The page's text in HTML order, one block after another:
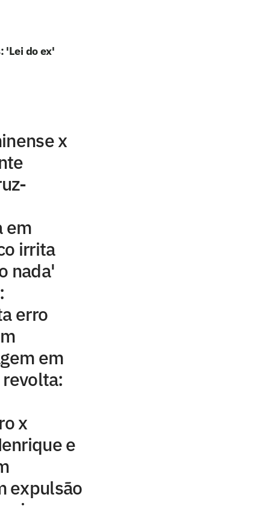
'Lei do ex'
x
em
irrita
nada'
erro
em
x
e
expulsão